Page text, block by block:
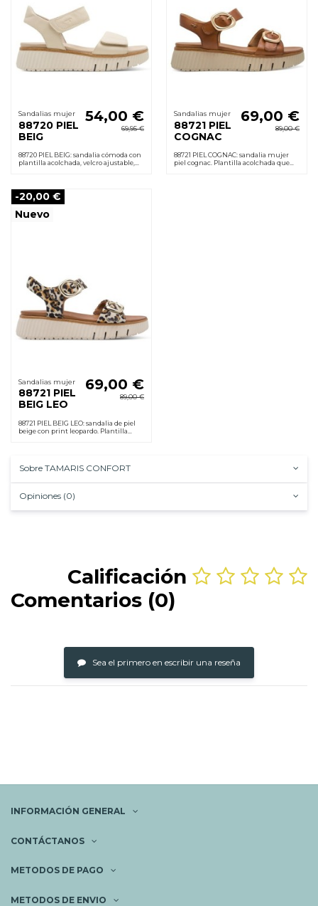
Sandalias mujer
88720 PIEL
BEIG
54,00 €
69,95 €
88720 PIEL BEIG: sandalia cómoda con
plantilla acolchada, velcro ajustable,
Sandalias mujer
88721 PIEL
COGNAC
69,00 €
89,00 €
88721 PIEL COGNAC: sandalia mujer
piel cognac. Plantilla acolchada que
-20,00 €
Nuevo
Sandalias mujer
88721 PIEL
BEIG LEO
69,00 €
89,00 €
88721 PIEL BEIG LEO: sandalia de piel
beige con print leopardo. Plantilla
Sobre TAMARIS CONFORT
Opiniones (0)
Calificación
Comentarios (0)
Sea el primero en escribir una reseña
INFORMACIÓN GENERAL
CONTÁCTANOS
METODOS DE PAGO
METODOS DE ENVIO